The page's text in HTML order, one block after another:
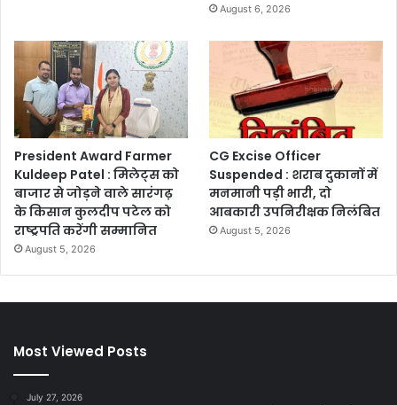
August 6, 2026
President Award Farmer
Kuldeep Patel : मिलेट्स को
बाजार से जोड़ने वाले सारंगढ़
के किसान कुलदीप पटेल को
राष्ट्रपति करेंगी सम्मानित
August 5, 2026
CG Excise Officer
Suspended : शराब दुकानों में
मनमानी पड़ी भारी, दो
आबकारी उपनिरीक्षक निलंबित
August 5, 2026
Most Viewed Posts
July 27, 2026